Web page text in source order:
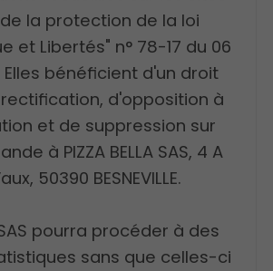
la protection de la loi
et Libertés" n° 78-17 du 06
Elles bénéficient d'un droit
d'opposition à
et de suppression sur
à PIZZA BELLA SAS, 4 A
50390 BESNEVILLE.
SAS pourra procéder à des
sans que celles-ci